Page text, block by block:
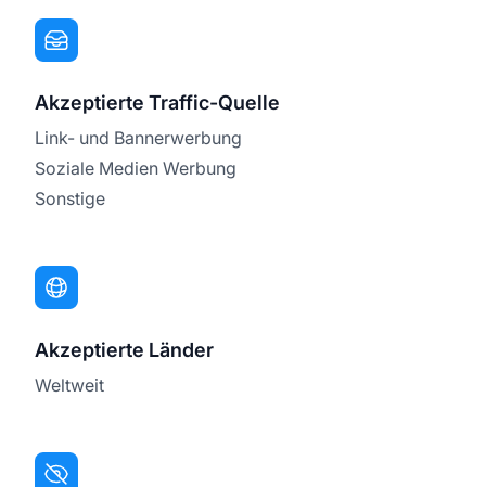
Akzeptierte Traffic-Quelle
Link- und Bannerwerbung
Soziale Medien Werbung
Sonstige
Akzeptierte Länder
Weltweit